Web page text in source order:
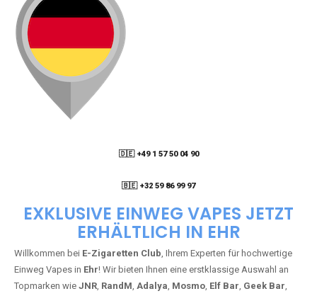
🇩🇪 +49 1 57 50 04 90
🇧🇪 +32 59 86 99 97
EXKLUSIVE EINWEG VAPES JETZT
ERHÄLTLICH IN EHR
Willkommen bei E-Zigaretten Club, Ihrem Experten für hochwertige
Einweg Vapes in Ehr! Wir bieten Ihnen eine erstklassige Auswahl an
Topmarken wie JNR, RandM, Adalya, Mosmo, Elf Bar, Geek Bar,